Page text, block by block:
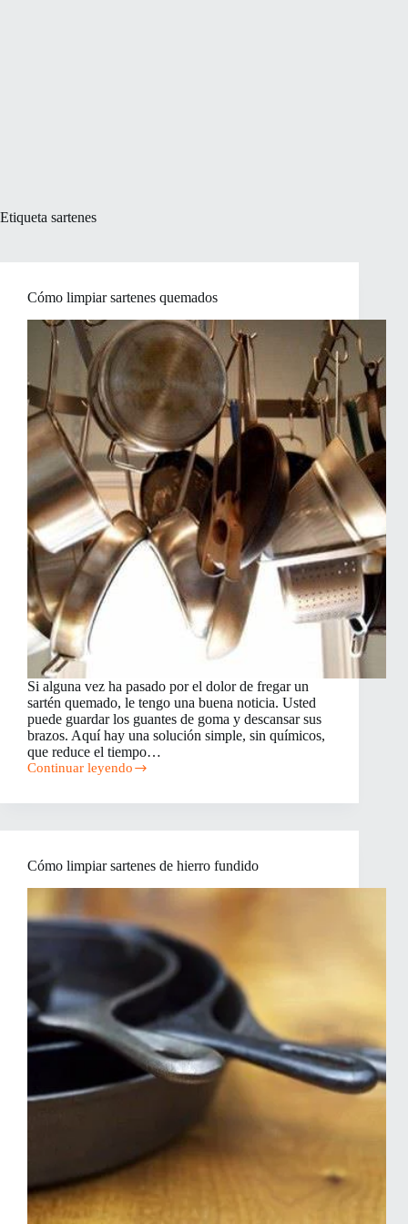
Etiqueta sartenes
Cómo limpiar sartenes quemados
Si alguna vez ha pasado por el dolor de fregar un
sartén quemado, le tengo una buena noticia. Usted
puede guardar los guantes de goma y descansar sus
brazos. Aquí hay una solución simple, sin químicos,
que reduce el tiempo…
Continuar leyendo
Cómo
sartenes
Cómo limpiar sartenes de hierro fundido